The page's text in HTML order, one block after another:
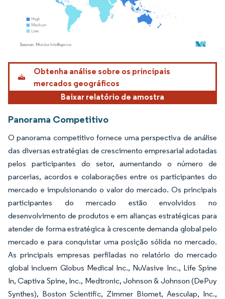
Imagem © Mordor Intelligence. O reuso requer atribuição conforme CC BY 4.0.
Obtenha análise sobre os principais
mercados geográficos
Baixar relatório de amostra
Panorama Competitivo
O panorama competitivo fornece uma perspectiva de análise
das diversas estratégias de crescimento empresarial adotadas
pelos participantes do setor, aumentando o número de
parcerias, acordos e colaborações entre os participantes do
mercado e impulsionando o valor do mercado. Os principais
participantes do mercado estão envolvidos no
desenvolvimento de produtos e em alianças estratégicas para
atender de forma estratégica à crescente demanda global pelo
mercado e para conquistar uma posição sólida no mercado.
As principais empresas perfiladas no relatório do mercado
global incluem Globus Medical Inc., NuVasive Inc., Life Spine
In, Captiva Spine, Inc., Medtronic, Johnson & Johnson (DePuy
Synthes), Boston Scientific, Zimmer Biomet, Aesculap, Inc.,